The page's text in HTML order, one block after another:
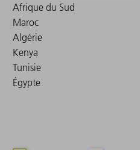
Afrique du Sud
Maroc
Algérie
Kenya
Tunisie
Égypte